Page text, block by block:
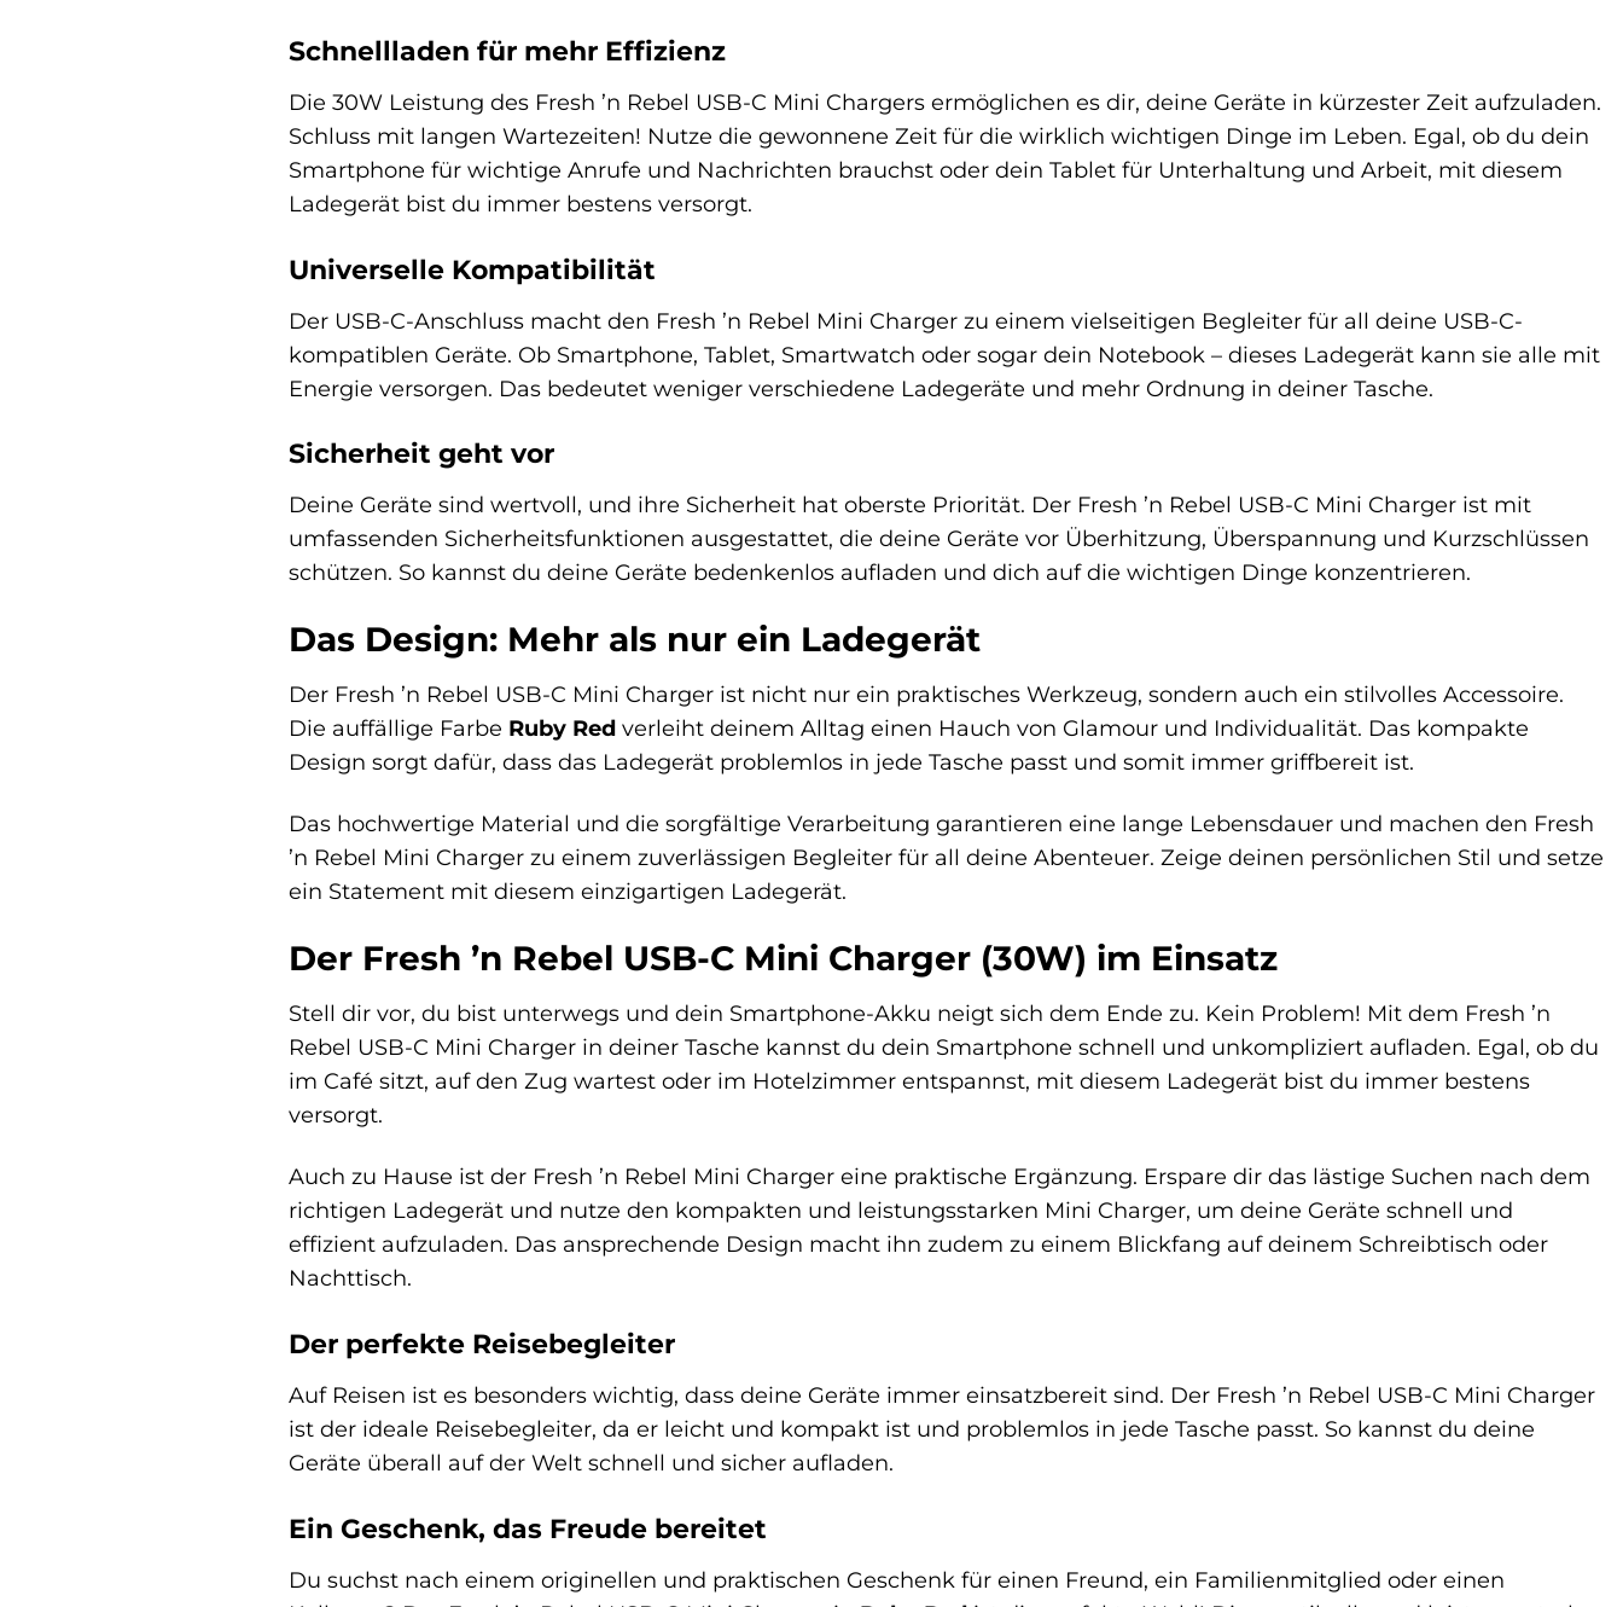
Schnellladen für mehr Effizienz
Die 30W Leistung des Fresh ’n Rebel USB-C Mini Chargers ermöglichen es dir, deine Geräte in kürzester Zeit aufzuladen.
Schluss mit langen Wartezeiten! Nutze die gewonnene Zeit für die wirklich wichtigen Dinge im Leben. Egal, ob du dein
Smartphone für wichtige Anrufe und Nachrichten brauchst oder dein Tablet für Unterhaltung und Arbeit, mit diesem
Ladegerät bist du immer bestens versorgt.
Universelle Kompatibilität
Der USB-C-Anschluss macht den Fresh ’n Rebel Mini Charger zu einem vielseitigen Begleiter für all deine USB-C-
kompatiblen Geräte. Ob Smartphone, Tablet, Smartwatch oder sogar dein Notebook – dieses Ladegerät kann sie alle mit
Energie versorgen. Das bedeutet weniger verschiedene Ladegeräte und mehr Ordnung in deiner Tasche.
Sicherheit geht vor
Deine Geräte sind wertvoll, und ihre Sicherheit hat oberste Priorität. Der Fresh ’n Rebel USB-C Mini Charger ist mit
umfassenden Sicherheitsfunktionen ausgestattet, die deine Geräte vor Überhitzung, Überspannung und Kurzschlüssen
schützen. So kannst du deine Geräte bedenkenlos aufladen und dich auf die wichtigen Dinge konzentrieren.
Das Design: Mehr als nur ein Ladegerät
Der Fresh ’n Rebel USB-C Mini Charger ist nicht nur ein praktisches Werkzeug, sondern auch ein stilvolles Accessoire.
Die auffällige Farbe Ruby Red verleiht deinem Alltag einen Hauch von Glamour und Individualität. Das kompakte
Design sorgt dafür, dass das Ladegerät problemlos in jede Tasche passt und somit immer griffbereit ist.
Das hochwertige Material und die sorgfältige Verarbeitung garantieren eine lange Lebensdauer und machen den Fresh
’n Rebel Mini Charger zu einem zuverlässigen Begleiter für all deine Abenteuer. Zeige deinen persönlichen Stil und setze
ein Statement mit diesem einzigartigen Ladegerät.
Der Fresh ’n Rebel USB-C Mini Charger (30W) im Einsatz
Stell dir vor, du bist unterwegs und dein Smartphone-Akku neigt sich dem Ende zu. Kein Problem! Mit dem Fresh ’n
Rebel USB-C Mini Charger in deiner Tasche kannst du dein Smartphone schnell und unkompliziert aufladen. Egal, ob du
im Café sitzt, auf den Zug wartest oder im Hotelzimmer entspannst, mit diesem Ladegerät bist du immer bestens
versorgt.
Auch zu Hause ist der Fresh ’n Rebel Mini Charger eine praktische Ergänzung. Erspare dir das lästige Suchen nach dem
richtigen Ladegerät und nutze den kompakten und leistungsstarken Mini Charger, um deine Geräte schnell und
effizient aufzuladen. Das ansprechende Design macht ihn zudem zu einem Blickfang auf deinem Schreibtisch oder
Nachttisch.
Der perfekte Reisebegleiter
Auf Reisen ist es besonders wichtig, dass deine Geräte immer einsatzbereit sind. Der Fresh ’n Rebel USB-C Mini Charger
ist der ideale Reisebegleiter, da er leicht und kompakt ist und problemlos in jede Tasche passt. So kannst du deine
Geräte überall auf der Welt schnell und sicher aufladen.
Ein Geschenk, das Freude bereitet
Du suchst nach einem originellen und praktischen Geschenk für einen Freund, ein Familienmitglied oder einen